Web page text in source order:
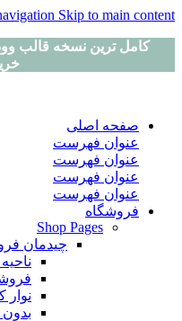
Skip to main content
کامل ترین نسخه قالب
صفحه اصلی
عنوان فهرست
عنوان فهرست
عنوان فهرست
عنوان فهرست
فروشگاه
Shop Pages
چیدمان
نوار